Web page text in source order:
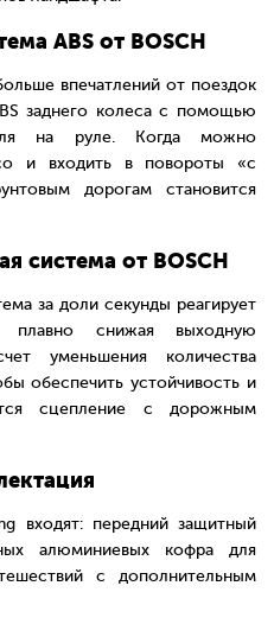
ABS от BOSCH
впечатлений от поездок
заднего колеса с помощью
на руле. Когда можно
и входить в повороты «с
дорогам становится
система от BOSCH
за доли секунды реагирует
плавно снижая выходную
уменьшения количества
обеспечить устойчивость и
сцепление с дорожным
передний защитный
алюминиевых кофра для
с дополнительным